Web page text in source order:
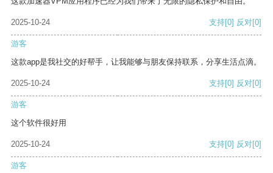
2025-10-24 支持[0] 反对[0]
游客
这款app是我社交的好帮手，让我能够与朋友保持联系，分享生活点滴。
2025-10-24 支持[0] 反对[0]
游客
这个软件很好用
2025-10-24 支持[0] 反对[0]
游客